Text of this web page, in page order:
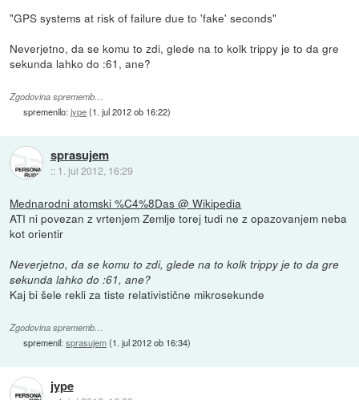
"GPS systems at risk of failure due to 'fake' seconds"
Neverjetno, da se komu to zdi, glede na to kolk trippy je to da gre
sekunda lahko do :61, ane?
Zgodovina sprememb…
spremenilo:jype(1. jul 2012 ob 16:22)
sprasujem
:: 1. jul 2012, 16:29
Mednarodni atomski %C4%8Das @ Wikipedia
ATI ni povezan z vrtenjem Zemlje torej tudi ne z opazovanjem neba
kot orientir
Neverjetno, da se komu to zdi, glede na to kolk trippy je to da gre
sekunda lahko do :61, ane?
Kaj bi šele rekli za tiste relativistične mikrosekunde
Zgodovina sprememb…
spremenil:sprasujem(1. jul 2012 ob 16:34)
jype